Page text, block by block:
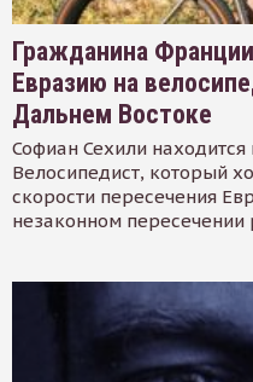
Гражданина
Евразию на
Дальнем Востоке
Софиан Сехили
Велосипедист, который
скорости пересечения
незаконном